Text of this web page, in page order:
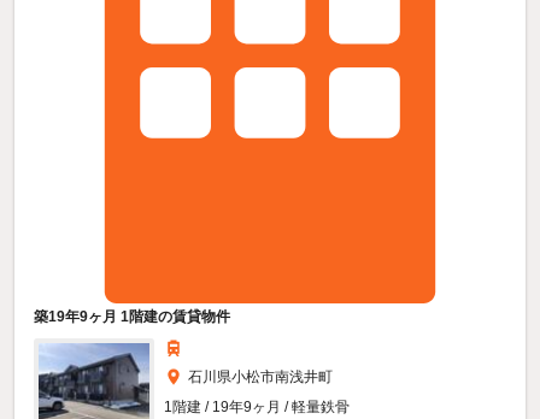
築19年9ヶ月 1階建の賃貸物件
石川県小松市南浅井町
1階建 / 19年9ヶ月 / 軽量鉄骨